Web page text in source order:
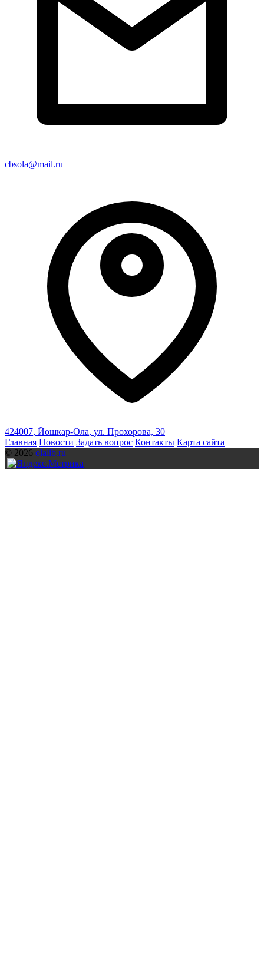
cbsola@mail.ru
424007, Йошкар-Ола, ул. Прохорова, 30
Главная Новости Задать вопрос Контакты Карта сайта
© 2026 olalib.ru